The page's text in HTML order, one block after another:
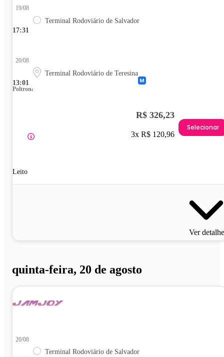
17:31
19/08
Terminal Rodoviário de Salvador
13:01
20/08
Terminal Rodoviário de Teresina
Poltrona
Leito
R$ 326,23
3x R$ 120,96
Selecionar
Ver
quinta-feira, 20 de agosto
20/08
Terminal Rodoviário de Salvador